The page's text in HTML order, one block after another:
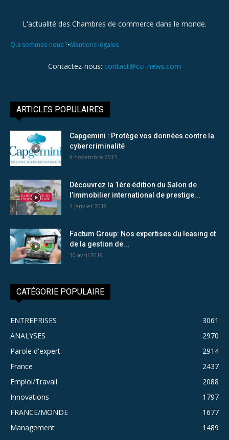
L'actualité des Chambres de commerce dans le monde.
Qui sommes-nous ?•Mentions légales
Contactez-nous: contact@cci-news.com
ARTICLES POPULAIRES
Capgemini : Protège vos données contre la
cybercriminalité
9 novembre 2015
Découvrez la 1ère édition du Salon de
l’immobilier international de prestige...
4 janvier 2019
Factum Group: Nos expertises du leasing et
de la gestion de...
10 avril 2019
CATÉGORIE POPULAIRE
ENTREPRISES
3061
ANALYSES
2970
Parole d'expert
2914
France
2437
Emploi/Travail
2088
Innovations
1797
FRANCE/MONDE
1677
Management
1489